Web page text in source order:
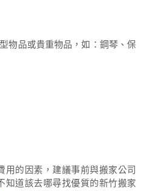
物品或貴重物品，如：鋼琴、保
的因素，建議事前與搬家公司
知道該去哪尋找優質的新竹搬家